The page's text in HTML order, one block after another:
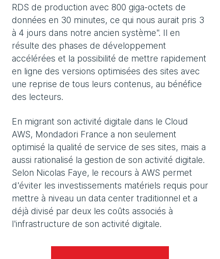
RDS de production avec 800 giga-octets de
données en 30 minutes, ce qui nous aurait pris 3
à 4 jours dans notre ancien système". Il en
résulte des phases de développement
accélérées et la possibilité de mettre rapidement
en ligne des versions optimisées des sites avec
une reprise de tous leurs contenus, au bénéfice
des lecteurs.
En migrant son activité digitale dans le Cloud
AWS, Mondadori France a non seulement
optimisé la qualité de service de ses sites, mais a
aussi rationalisé la gestion de son activité digitale.
Selon Nicolas Faye, le recours à AWS permet
d'éviter les investissements matériels requis pour
mettre à niveau un data center traditionnel et a
déjà divisé par deux les coûts associés à
l'infrastructure de son activité digitale.